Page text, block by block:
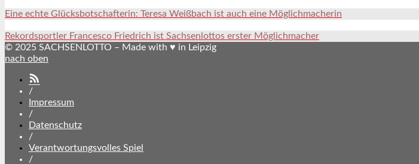
Eine echte Glücksbotschafterin: Teresa Weißbach ist auch eine Möglichmacherin
Rekordsportler Francesco Friedrich ist Sachsenlottos erster Möglichmacher
© 2025 SACHSENLOTTO – Made with ♥ in Leipzig
nach oben
/
Impressum
/
Datenschutz
/
Verantwortungsvolles Spiel
/